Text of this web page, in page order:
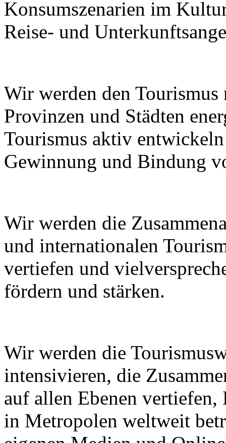
Konsumszenarien im
Reise- und
Wir werden den Tourismus
Provinzen und Städten
Tourismus aktiv
Gewinnung und Bindung
Wir werden die
und internationalen
vertiefen und
fördern und stärken.
Wir werden die
intensivieren, die
auf allen Ebenen
in Metropolen weltweit